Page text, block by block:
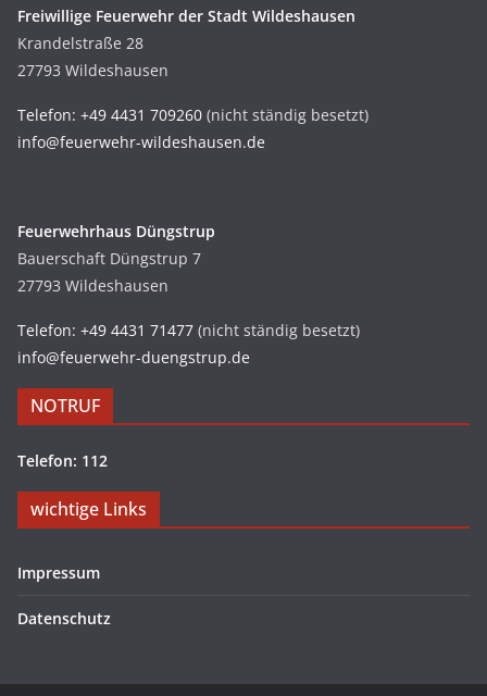
Freiwillige Feuerwehr der Stadt Wildeshausen
Krandelstraße 28
27793 Wildeshausen
Telefon: +49 4431 709260 (nicht ständig besetzt)
info@feuerwehr-wildeshausen.de
Feuerwehrhaus Düngstrup
Bauerschaft Düngstrup 7
27793 Wildeshausen
Telefon: +49 4431 71477 (nicht ständig besetzt)
info@feuerwehr-duengstrup.de
NOTRUF
Telefon: 112
wichtige Links
Impressum
Datenschutz